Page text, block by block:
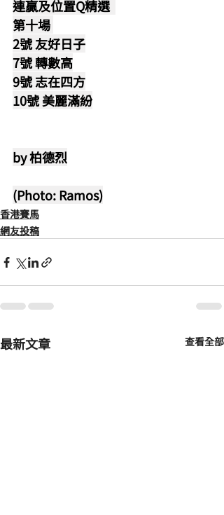
連贏及位置Q精選
第十場
2號 友好日子
7號 轉數高
9號 志在四方
10號 美麗滿紛
by 柏德烈
(Photo: Ramos)
香港賽馬
網友投稿
最新文章 查看全部